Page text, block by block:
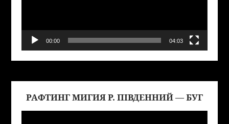
00:00 04:03
РАФТИНГ МИГИЯ Р. ПІВДЕННИЙ — БУГ